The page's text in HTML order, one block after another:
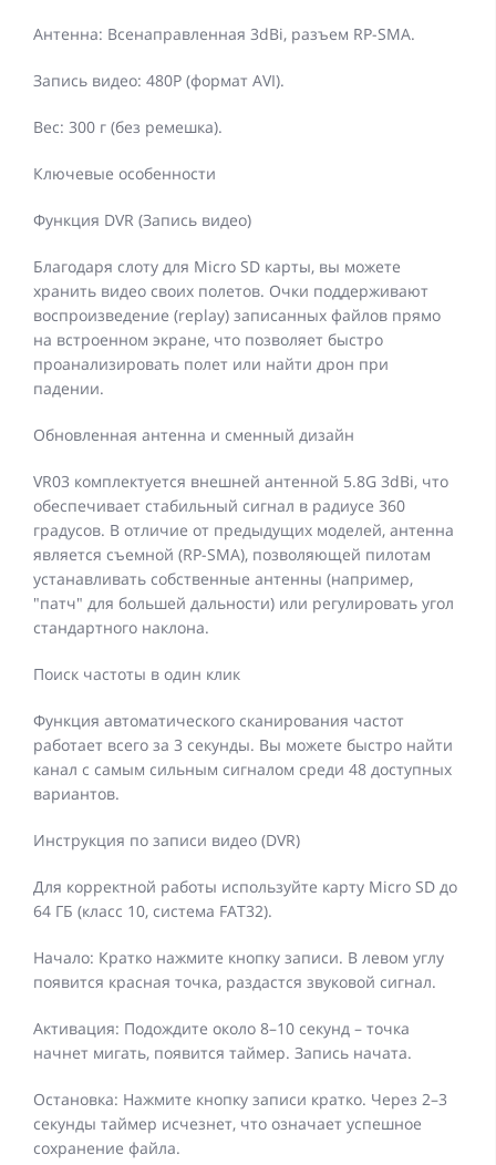
Антенна: Всенаправленная 3dBi, разъем RP-SMA.
Запись видео: 480P (формат AVI).
Вес: 300 г (без ремешка).
Ключевые особенности
Функция DVR (Запись видео)
Благодаря слоту для Micro SD карты, вы можете
хранить видео своих полетов. Очки поддерживают
воспроизведение (replay) записанных файлов прямо
на встроенном экране, что позволяет быстро
проанализировать полет или найти дрон при
падении.
Обновленная антенна и сменный дизайн
VR03 комплектуется внешней антенной 5.8G 3dBi, что
обеспечивает стабильный сигнал в радиусе 360
градусов. В отличие от предыдущих моделей, антенна
является съемной (RP-SMA), позволяющей пилотам
устанавливать собственные антенны (например,
"патч" для большей дальности) или регулировать угол
стандартного наклона.
Поиск частоты в один клик
Функция автоматического сканирования частот
работает всего за 3 секунды. Вы можете быстро найти
канал с самым сильным сигналом среди 48 доступных
вариантов.
Инструкция по записи видео (DVR)
Для корректной работы используйте карту Micro SD до
64 ГБ (класс 10, система FAT32).
Начало: Кратко нажмите кнопку записи. В левом углу
появится красная точка, раздастся звуковой сигнал.
Активация: Подождите около 8–10 секунд – точка
начнет мигать, появится таймер. Запись начата.
Остановка: Нажмите кнопку записи кратко. Через 2–3
секунды таймер исчезнет, ​​что означает успешное
сохранение файла.